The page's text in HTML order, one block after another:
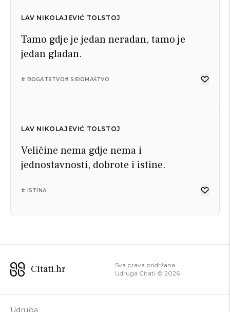
LAV NIKOLAJEVIĆ TOLSTOJ
Tamo gdje je jedan neradan, tamo je
jedan gladan.
# BOGATSTVO# SIROMAŠTVO
LAV NIKOLAJEVIĆ TOLSTOJ
Veličine nema gdje nema i
jednostavnosti, dobrote i istine.
# ISTINA
Citati.hr
Sva prava pridržana
Udruga Citati © 2026
Udruga